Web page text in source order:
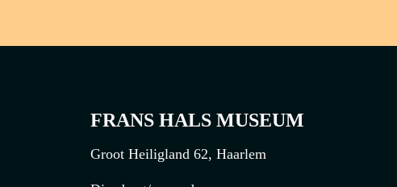
FRANS HALS MUSEUM
Groot Heiligland 62, Haarlem